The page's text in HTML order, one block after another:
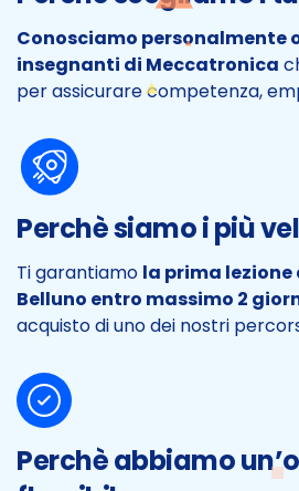
Conosciamo personalmente
insegnanti di Meccatronica
per assicurare competenza,
Perchè siamo i più
Ti garantiamo la prima
Belluno entro massimo 2
acquisto di uno dei nostri
Perchè abbiamo